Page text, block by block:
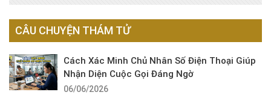
CÂU CHUYỆN THÁM TỬ
Cách Xác Minh Chủ Nhân Số Điện Thoại Giúp
Nhận Diện Cuộc Gọi Đáng Ngờ
06/06/2026